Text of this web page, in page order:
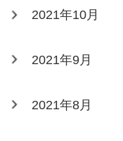
2021年10月
2021年9月
2021年8月